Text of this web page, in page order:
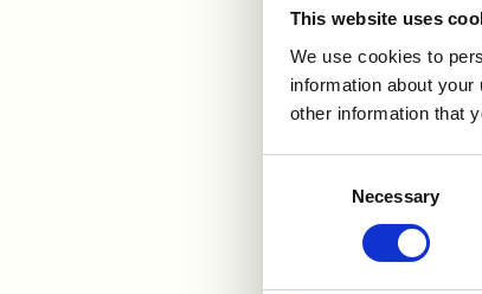
This website uses
We use cookies to
information about
other information that
Necessary